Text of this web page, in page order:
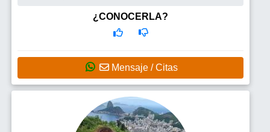
¿CONOCERLA?
Mensaje / Citas